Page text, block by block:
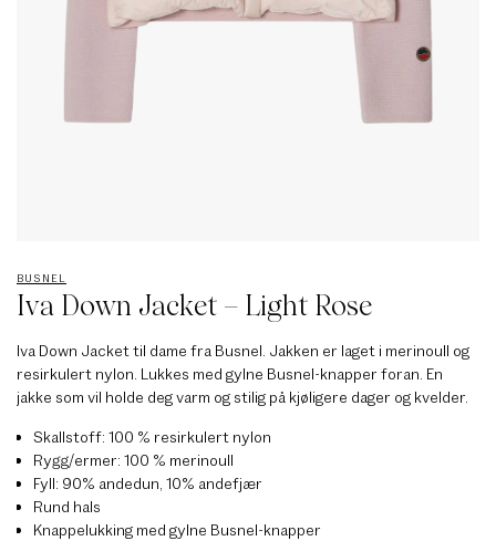
BUSNEL
Iva Down Jacket – Light Rose
Iva Down Jacket til dame fra Busnel. Jakken er laget i merinoull og
resirkulert nylon. Lukkes med gylne Busnel-knapper foran. En
jakke som vil holde deg varm og stilig på kjøligere dager og kvelder.
Skallstoff: 100 % resirkulert nylon
Rygg/ermer: 100 % merinoull
Fyll: 90% andedun, 10% andefjær
Rund hals
Knappelukking med gylne Busnel-knapper